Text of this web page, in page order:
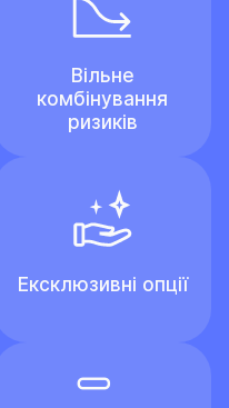
Вільне
комбінування
ризиків
Ексклюзивні опції